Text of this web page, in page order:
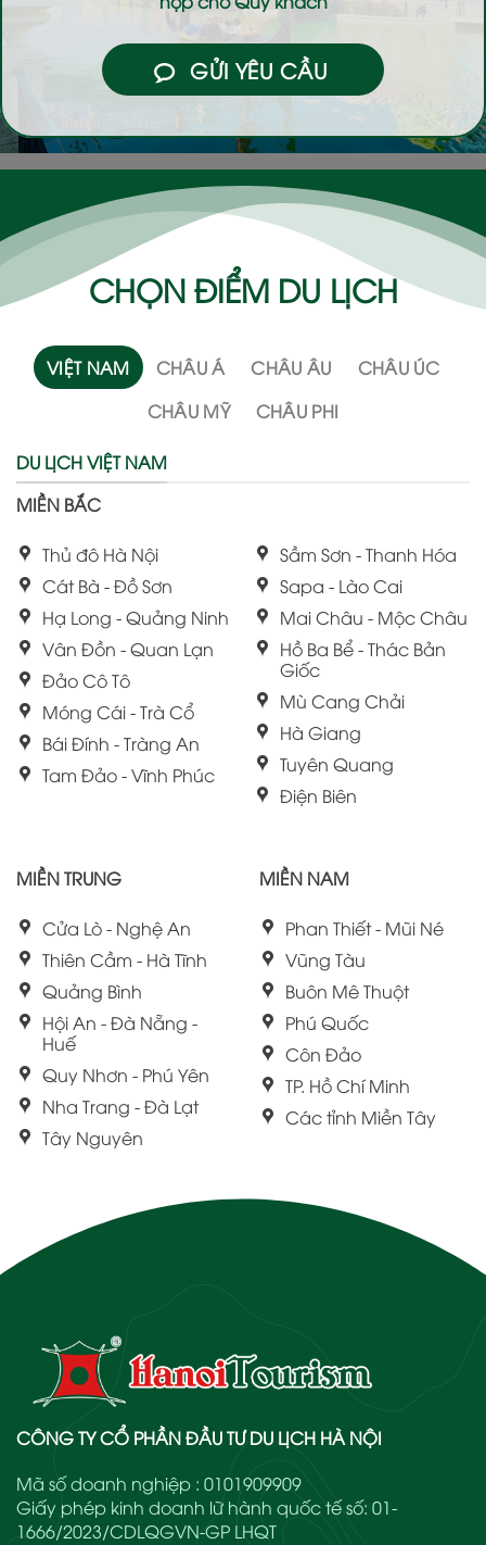
GỬI YÊU CẦU
CHỌN ĐIỂM DU LỊCH
VIỆT NAM CHÂU Á CHÂU ÂU
CHÂU ÚC
CHÂU MỸ
CHÂU PHI
DU LỊCH VIỆT NAM
MIỀN BẮC
Thủ đô Hà Nội
Cát Bà - Đồ Sơn
Hạ Long - Quảng Ninh
Vân Đồn - Quan Lạn
Đảo Cô Tô
Móng Cái - Trà Cổ
Bái Đính - Tràng An
Tam Đảo - Vĩnh Phúc
Sầm Sơn - Thanh Hóa
Sapa - Lào Cai
Mai Châu - Mộc Châu
Hồ Ba Bể - Thác Bản
Giốc
Mù Cang Chải
Hà Giang
Tuyên Quang
Điện Biên
MIỀN TRUNG
Cửa Lò - Nghệ An
Thiên Cầm - Hà Tĩnh
Quảng Bình
Hội An - Đà Nẵng -
Huế
Quy Nhơn - Phú Yên
Nha Trang - Đà Lạt
Tây Nguyên
MIỀN NAM
Phan Thiết - Mũi Né
Vũng Tàu
Buôn Mê Thuột
Phú Quốc
Côn Đảo
TP. Hồ Chí Minh
Các tỉnh Miền Tây
CÔNG TY CỔ PHẦN ĐẦU TƯ DU LỊCH HÀ NỘI
Mã số doanh nghiệp : 0101909909
Giấy phép kinh doanh lữ hành quốc tế số: 01-
1666/2023/CDLQGVN-GP LHQT